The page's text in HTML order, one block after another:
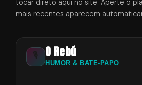
tocar direto aqui no site. Aperte o
mais recentes aparecem
🎙️ O Rebú
HUMOR & BATE-PAPO